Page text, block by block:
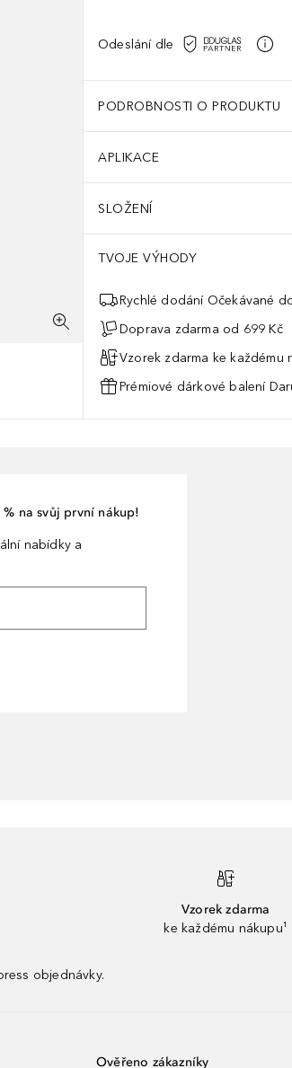
Odeslání dle
PODROBNOSTI O PRODUKTU
APLIKACE
SLOŽENÍ
TVOJE VÝHODY
Rychlé dodání Očekávané
Doprava zdarma od 699 Kč
Vzorek zdarma ke každému
Prémiové dárkové balení
na svůj první nákup!
nabídky a
Vzorek zdarma
ke každému nákupu¹
objednávky.
Ověřeno zákazníky